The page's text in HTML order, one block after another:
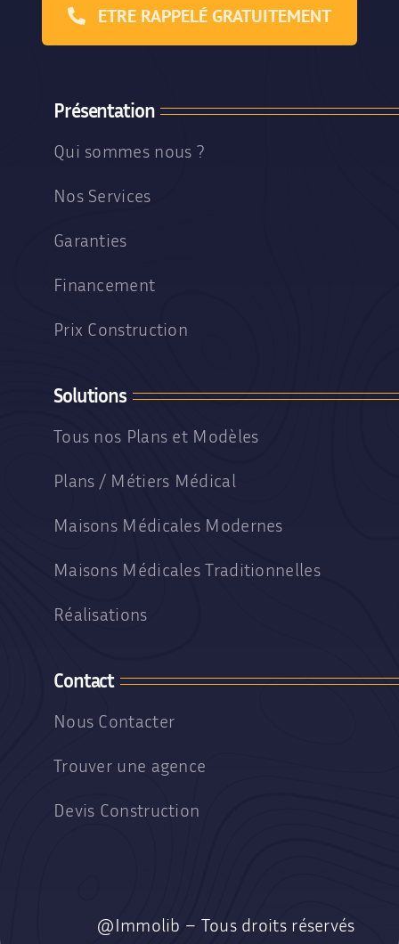
ETRE RAPPELÉ GRATUITEMENT
Présentation
Qui sommes nous ?
Nos Services
Garanties
Financement
Prix Construction
Solutions
Tous nos Plans et Modèles
Plans / Métiers Médical
Maisons Médicales Modernes
Maisons Médicales Traditionnelles
Réalisations
Contact
Nous Contacter
Trouver une agence
Devis Construction
@Immolib – Tous droits réservés